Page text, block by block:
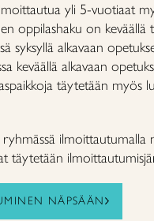
yli 5-vuotiaat
oppilashaku on keväällä
syksyllä alkavaan
keväällä alkavaan
täytetään myös
ryhmässä ilmoittautumalla
täytetään
NÄPSÄÄN